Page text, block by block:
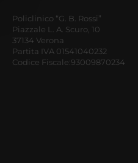
Policlinico “G. B. Rossi”
Piazzale L. A. Scuro, 10
37134 Verona
Partita IVA 01541040232
Codice Fiscale:93009870234